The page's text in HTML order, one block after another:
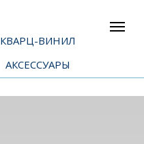
КВАРЦ-ВИНИЛ
АКСЕССУАРЫ